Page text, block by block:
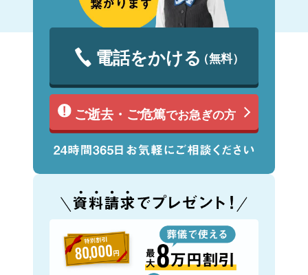
電話をかける（無料）
ご逝去・ご危篤でお急ぎの方